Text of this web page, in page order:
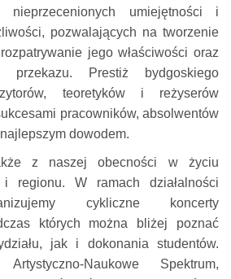
nieprzecenionych umiejętności i
pozwalających na tworzenie
jego właściwości oraz
przekazu. Prestiż bydgoskiego
teoretyków i reżyserów
pracowników, absolwentów
dowodem.
z naszej obecności w życiu
i regionu. W ramach działalności
cykliczne koncerty
których można bliżej poznać
jak i dokonania studentów.
Naukowe Spektrum,